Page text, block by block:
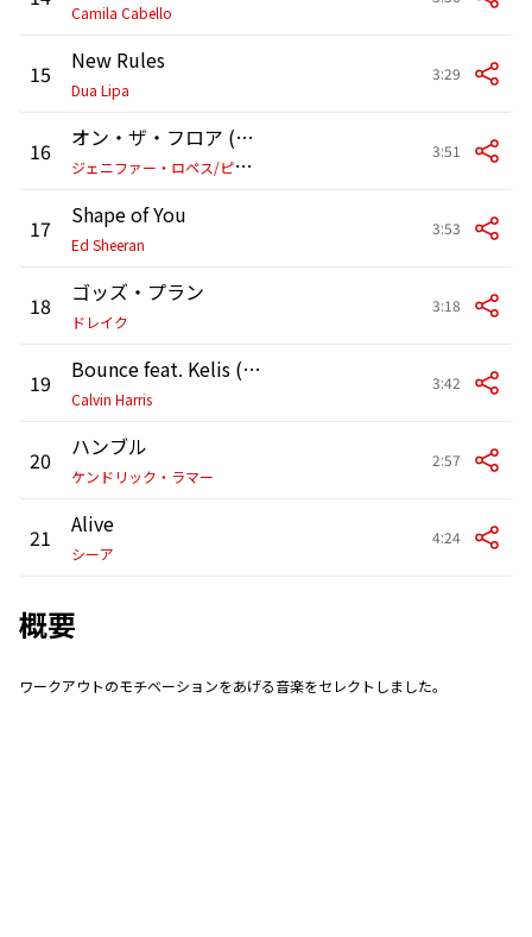
Camila Cabello
15 New Rules
Dua Lipa
3:29
16
オン・ザ・フロア (Radio Edit)
ジ
ェニファー・ロペス/ピットブル
3:51
17 Shape of You
Ed Sheeran
3:53
18 ゴッズ・プラン
ドレイク
3:18
19 Bounce feat. Kelis (Radio Edit)
Calvin Harris
3:42
20 ハンブル
ケンドリック・ラマー
2:57
21 Alive
シーア
4:24
概要
ワークアウトのモチベーションをあげる音楽をセレクトしました。